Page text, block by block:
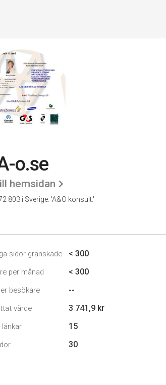
o.se
hemsidan
803 i Sverige. 'A&O konsult.'
sidor granskade < 300
per månad < 300
besökare --
värde 3 741,9 kr
länkar 15
30